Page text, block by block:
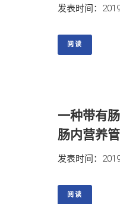
发表时间：
阅读
一种带有
肠内营养管
发表时间：
阅读